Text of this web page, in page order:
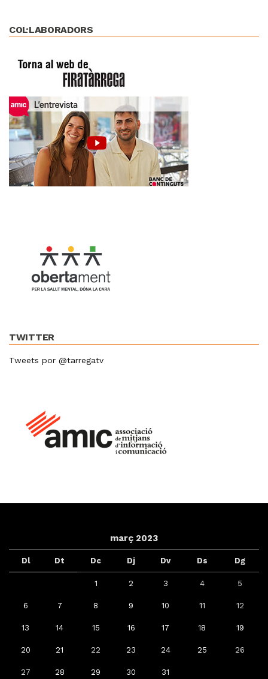
COL·LABORADORS
TWITTER
Tweets por @tarregatv
març 2023
Dl Dt Dc Dj Dv Ds Dg
1 2 3 4 5
6 7 8 9 10 11 12
13 14 15 16 17 18 19
20 21 22 23 24 25 26
27 28 29 30 31